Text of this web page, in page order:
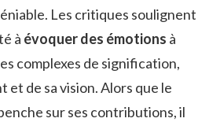
Les critiques soulignent
à évoquer des émotions à
complexes de signification,
et de sa vision. Alors que le
sur ses contributions, il